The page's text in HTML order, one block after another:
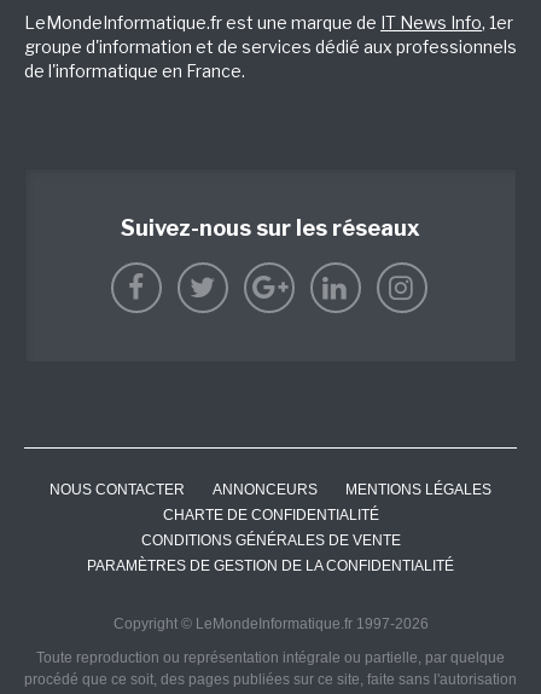
LeMondeInformatique.fr est une marque de IT News Info, 1er
groupe d'information et de services dédié aux professionnels
de l'informatique en France.
Suivez-nous sur les réseaux
NOUS CONTACTER ANNONCEURS
MENTIONS LÉGALES
CHARTE DE CONFIDENTIALITÉ
CONDITIONS GÉNÉRALES DE VENTE
PARAMÈTRES DE GESTION DE LA CONFIDENTIALITÉ
Copyright © LeMondeInformatique.fr 1997-2026
Toute reproduction ou représentation intégrale ou partielle, par quelque
procédé que ce soit, des pages publiées sur ce site, faite sans l'autorisation